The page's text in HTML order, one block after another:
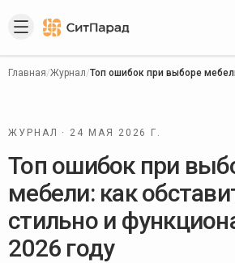
Введите запрос
Главная/Журнал/Топ ошибок при выборе
ЖУРНАЛ · 24 МАЯ 2026 Г.
Топ ошибок при
мебели: как
стильно и
2026 году